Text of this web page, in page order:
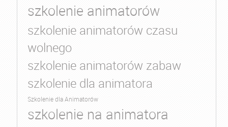
szkolenie animatorów
szkolenie animatorów czasu
wolnego
szkolenie animatorów zabaw
szkolenie dla animatora
Szkolenie dla Animatorów
szkolenie na animatora